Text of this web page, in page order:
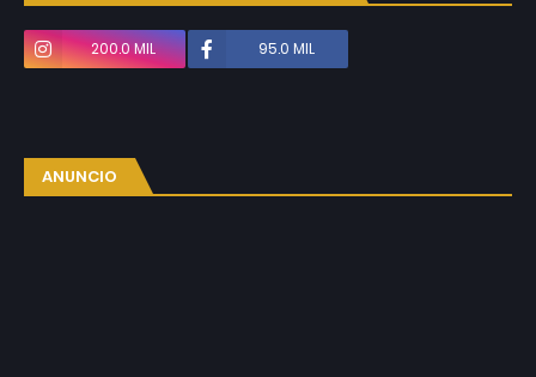
200.0 MIL 95.0 MIL
ANUNCIO